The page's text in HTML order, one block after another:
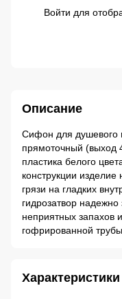
Войти для
Описание
Сифон для душевого
прямоточный (выход
пластика белого
конструкции
грязи на гладких
гидрозатвор
неприятных запахов
гофрированной трубы
Характеристики